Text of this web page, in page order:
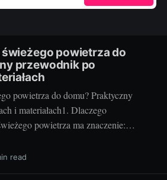
powietrza do
przewodnik po
powietrza do domu? Praktyczny
i materiałach1. Dlaczego
powietrza ma znaczenie:
szczelne domy świetnie
nawiewu szybko
read